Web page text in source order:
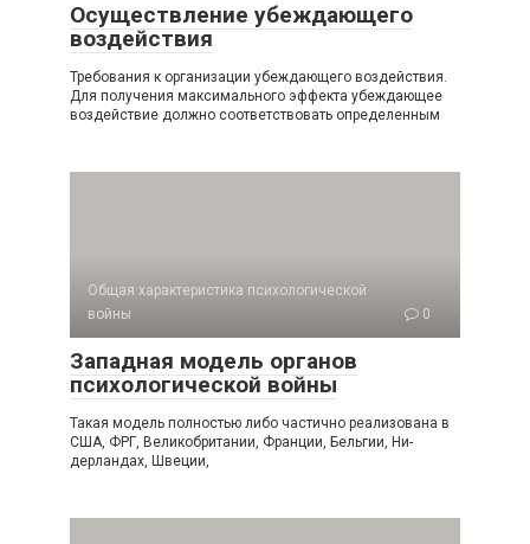
Осуществление убеждающего
воздействия
Требования к организации убеждающего воздей­ствия.
Для получения максимального эффекта убежда­ющее
воздействие должно соответствовать определенным
Общая характеристика психологической
войны
0
Западная модель органов
психологической войны
Такая модель полностью либо частично реализована в
США, ФРГ, Великобритании, Франции, Бельгии, Ни­
дерландах, Швеции,